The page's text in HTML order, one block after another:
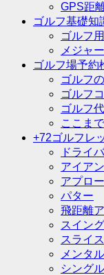
GPS距
ゴルフ基礎知
ゴルフ
メジャ
ゴルフ場予約
ゴルフ
ゴルフ
ゴルフ
ここま
+72ゴルフレ
ドライ
アイアン
アプロ
パター
飛距離
スイン
スライ
メンタル
シング